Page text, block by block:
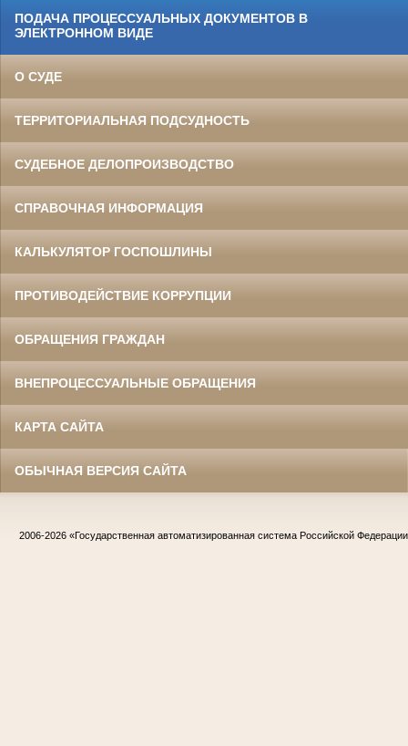
ПОДАЧА ПРОЦЕССУАЛЬНЫХ ДОКУМЕНТОВ В
ЭЛЕКТРОННОМ ВИДЕ
О СУДЕ
ТЕРРИТОРИАЛЬНАЯ ПОДСУДНОСТЬ
СУДЕБНОЕ ДЕЛОПРОИЗВОДСТВО
СПРАВОЧНАЯ ИНФОРМАЦИЯ
КАЛЬКУЛЯТОР ГОСПОШЛИНЫ
ПРОТИВОДЕЙСТВИЕ КОРРУПЦИИ
ОБРАЩЕНИЯ ГРАЖДАН
ВНЕПРОЦЕССУАЛЬНЫЕ ОБРАЩЕНИЯ
КАРТА САЙТА
ОБЫЧНАЯ ВЕРСИЯ САЙТА
2006-2026 «Государственная автоматизированная система Российской